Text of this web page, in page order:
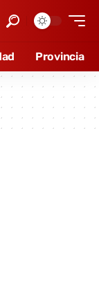
Provincia